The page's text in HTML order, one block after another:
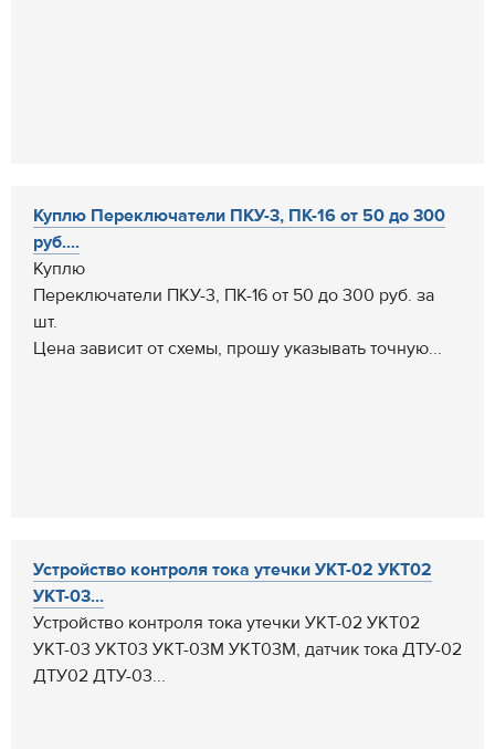
Куплю Переключатели ПКУ-3, ПК-16 от 50 до 300
руб....
Куплю
Переключатели ПКУ-3, ПК-16 от 50 до 300 руб. за
шт.
Цена зависит от схемы, прошу указывать точную...
Устройство контроля тока утечки УКТ-02 УКТ02
УКТ-03...
Устройство контроля тока утечки УКТ-02 УКТ02
УКТ-03 УКТ03 УКТ-03М УКТ03М, датчик тока ДТУ-02
ДТУ02 ДТУ-03...